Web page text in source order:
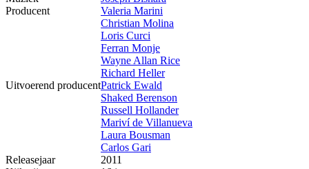
Producent
Valeria Marini
Christian Molina
Loris Curci
Ferran Monje
Wayne Allan Rice
Richard Heller
Uitvoerend producentPatrick Ewald
Shaked Berenson
Russell Hollander
Mariví de Villanueva
Laura Bousman
Carlos Gari
Releasejaar
2011